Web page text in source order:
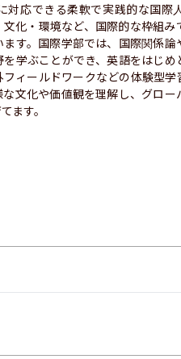
対応できる柔軟で実践的な国際
化・環境など、国際的な枠組
す。国際学部では、国際関係論
学ぶことができ、英語をはじ
ィールドワークなどの体験型
文化や価値観を理解し、グロ
ます。